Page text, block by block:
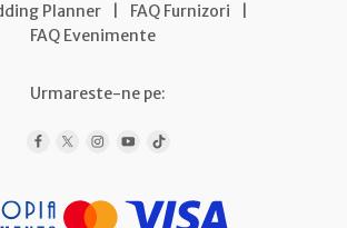
Planner FAQ Furnizori
FAQ Evenimente
Urmareste-ne pe: